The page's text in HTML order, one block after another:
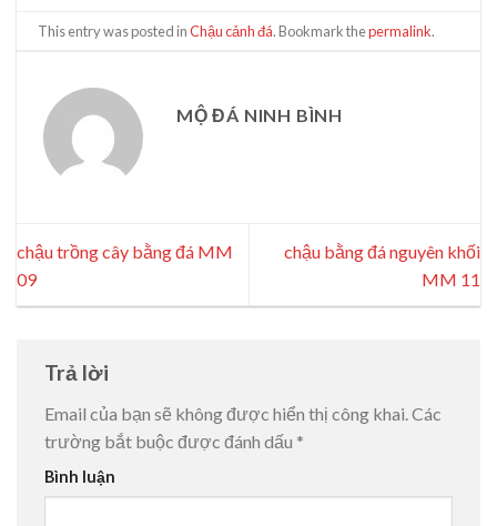
This entry was posted inChậu cảnh đá. Bookmark thepermalink.
MỘ ĐÁ NINH BÌNH
chậu trồng cây bằng đá MM
09
chậu bằng đá nguyên khối
MM 11
Trả lời
Email của bạn sẽ không được hiển thị công khai.Các
trường bắt buộc được đánh dấu *
Bình luận